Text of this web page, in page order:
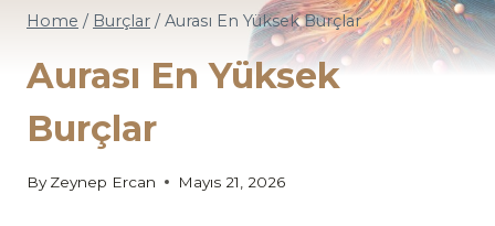
Home / Burçlar / Aurası En Yüksek Burçlar
Aurası En Yüksek
Burçlar
By Zeynep Ercan Mayıs 21, 2026